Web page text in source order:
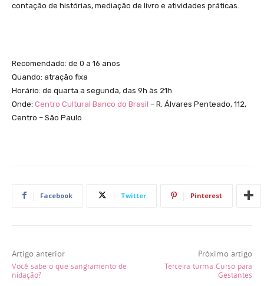
contação de histórias, mediação de livro e atividades práticas.
Recomendado: de 0 a 16 anos
Quando: atração fixa
Horário: de quarta a segunda, das 9h às 21h
Onde: Centro Cultural Banco do Brasil – R. Álvares Penteado, 112,
Centro – São Paulo
Facebook Twitter Pinterest
Artigo anterior
Você sabe o que sangramento de
nidação?
Próximo artigo
Terceira turma Curso para
Gestantes